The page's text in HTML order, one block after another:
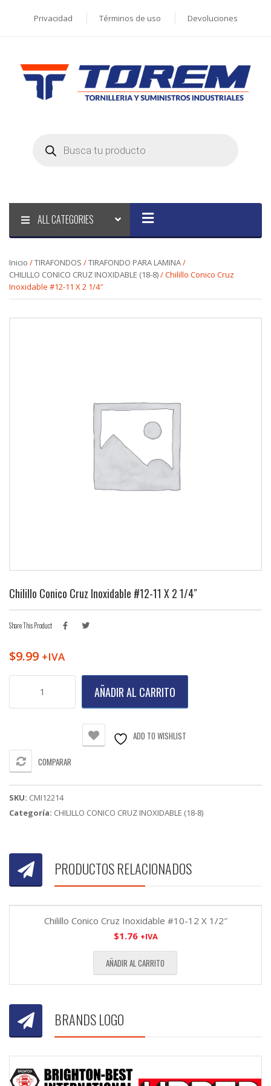
Privacidad Términos de uso Devoluciones
search
ALL CATEGORIES
Inicio /TIRAFONDOS /TIRAFONDO PARA LAMINA/
CHILILLO CONICO CRUZ INOXIDABLE (18-8)/ Chilillo Conico Cruz
Inoxidable #12-11 X 2 1/4″
Chilillo Conico Cruz Inoxidable #12-11 X 2 1/4″
Share This Product
$9.99 +IVA
X
AÑADIR AL CARRITO
ADD TO WISHLIST
COMPARAR
SKU: CMI12214
Categoría: CHILILLO CONICO CRUZ INOXIDABLE (18-8)
PRODUCTOS RELACIONADOS
Chilillo Conico Cruz Inoxidable #10-12 X 1/2″
$1.76 +IVA
AÑADIR AL CARRITO
BRANDS LOGO